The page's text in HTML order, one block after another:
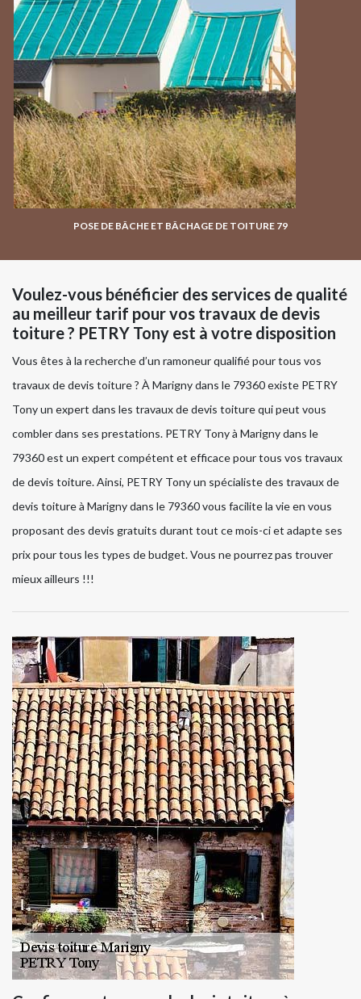
POSE DE BÂCHE ET BÂCHAGE DE TOITURE 79
Voulez-vous bénéficier des services de qualité
au meilleur tarif pour vos travaux de devis
toiture ? PETRY Tony est à votre disposition
Vous êtes à la recherche d’un ramoneur qualifié pour tous vos
travaux de devis toiture ? À Marigny dans le 79360 existe PETRY
Tony un expert dans les travaux de devis toiture qui peut vous
combler dans ses prestations. PETRY Tony à Marigny dans le
79360 est un expert compétent et efficace pour tous vos travaux
de devis toiture. Ainsi, PETRY Tony un spécialiste des travaux de
devis toiture à Marigny dans le 79360 vous facilite la vie en vous
proposant des devis gratuits durant tout ce mois-ci et adapte ses
prix pour tous les types de budget. Vous ne pourrez pas trouver
mieux ailleurs !!!